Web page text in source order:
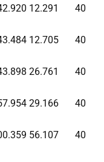
12.291 40
12.705 40
26.761 40
29.166 40
56.107 40